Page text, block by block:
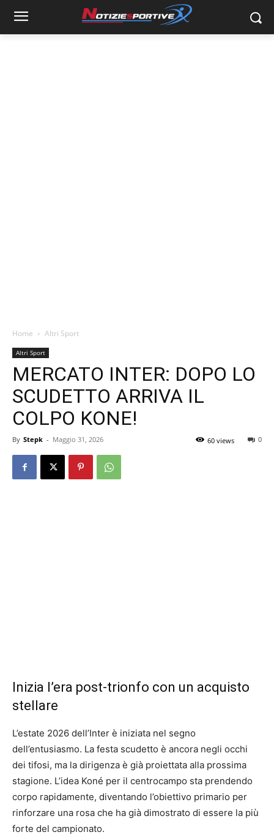
Home Altri Sport
Altri Sport
MERCATO INTER: DOPO LO
SCUDETTO ARRIVA IL
COLPO KONE!
By Stepk - Maggio 31, 2026 0
60 views
Inizia l’era post-trionfo con un acquisto
stellare
L’estate 2026 dell’Inter è iniziata nel segno
dell’entusiasmo. La festa scudetto è ancora negli occhi
dei tifosi, ma la dirigenza è già proiettata alla prossima
stagione. L’idea Koné per il centrocampo sta prendendo
corpo rapidamente, diventando l’obiettivo primario per
rinforzare una rosa che ha già dimostrato di essere la più
forte del campionato.